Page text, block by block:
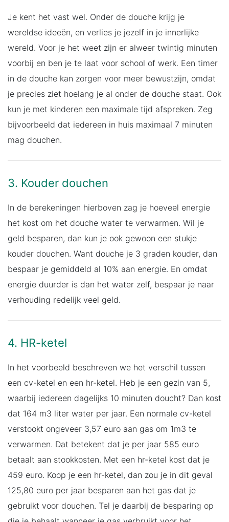
Je kent het vast wel. Onder de douche krijg je
wereldse ideeën, en verlies je jezelf in je innerlijke
wereld. Voor je het weet zijn er alweer twintig minuten
voorbij en ben je te laat voor school of werk. Een timer
in de douche kan zorgen voor meer bewustzijn, omdat
je precies ziet hoelang je al onder de douche staat. Ook
kun je met kinderen een maximale tijd afspreken. Zeg
bijvoorbeeld dat iedereen in huis maximaal 7 minuten
mag douchen.
3. Kouder douchen
In de berekeningen hierboven zag je hoeveel energie
het kost om het douche water te verwarmen. Wil je
geld besparen, dan kun je ook gewoon een stukje
kouder douchen. Want douche je 3 graden kouder, dan
bespaar je gemiddeld al 10% aan energie. En omdat
energie duurder is dan het water zelf, bespaar je naar
verhouding redelijk veel geld.
4. HR-ketel
In het voorbeeld beschreven we het verschil tussen
een cv-ketel en een hr-ketel. Heb je een gezin van 5,
waarbij iedereen dagelijks 10 minuten doucht? Dan kost
dat 164 m3 liter water per jaar. Een normale cv-ketel
verstookt ongeveer 3,57 euro aan gas om 1m3 te
verwarmen. Dat betekent dat je per jaar 585 euro
betaalt aan stookkosten. Met een hr-ketel kost dat je
459 euro. Koop je een hr-ketel, dan zou je in dit geval
125,80 euro per jaar besparen aan het gas dat je
gebruikt voor douchen. Tel je daarbij de besparing op